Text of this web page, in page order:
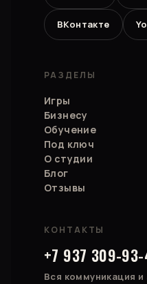
ВКонтакте
РАЗДЕЛЫ
Игры
Бизнесу
Обучение
Под ключ
О студии
Блог
Отзывы
КОНТАКТЫ
+7 937 309-93-
Вся коммуникация и